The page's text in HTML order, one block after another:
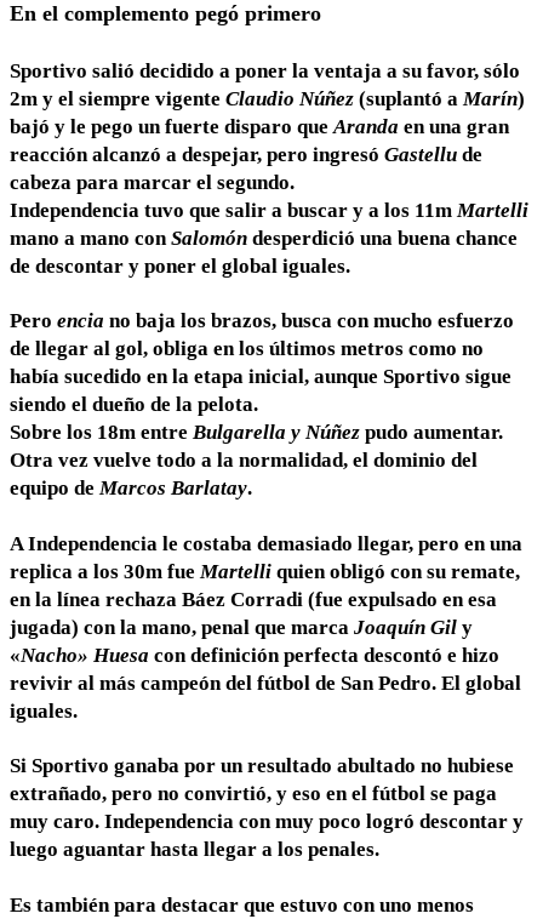
En el complemento pegó primero
Sportivo salió decidido a poner la ventaja a su favor, sólo
2m y el siempre vigente Claudio Núñez (suplantó a Marín)
bajó y le pego un fuerte disparo que Aranda en una gran
reacción alcanzó a despejar, pero ingresó Gastellu de
cabeza para marcar el segundo.
Independencia tuvo que salir a buscar y a los 11m Martelli
mano a mano con Salomón desperdició una buena chance
de descontar y poner el global iguales.
Pero encia no baja los brazos, busca con mucho esfuerzo
de llegar al gol, obliga en los últimos metros como no
había sucedido en la etapa inicial, aunque Sportivo sigue
siendo el dueño de la pelota.
Sobre los 18m entre Bulgarella y Núñez pudo aumentar.
Otra vez vuelve todo a la normalidad, el dominio del
equipo deMarcos Barlatay.
A Independencia le costaba demasiado llegar, pero en una
replica a los 30m fueMartelli quien obligó con su remate,
en la línea rechaza Báez Corradi (fue expulsado en esa
jugada) con la mano, penal que marca Joaquín Gil y
«Nacho» Huesa con definición perfecta descontó e hizo
revivir al más campeón del fútbol de San Pedro. El global
iguales.
Si Sportivo ganaba por un resultado abultado no hubiese
extrañado, pero no convirtió, y eso en el fútbol se paga
muy caro. Independencia con muy poco logró descontar y
luego aguantar hasta llegar a los penales.
Es también para destacar que estuvo con uno menos